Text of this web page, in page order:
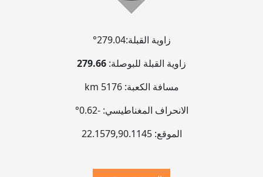
زاوية القبلة:279.04°
زاوية القبلة للبوصلة: 279.66
مسافة الكعبة:5176 km
الانحراف المغناطيسي:-0.62°
الموقع:
22.1579,90.1145